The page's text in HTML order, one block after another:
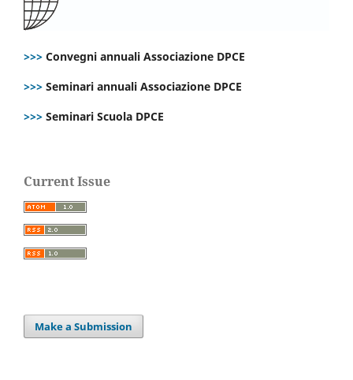
>>> Convegni annuali Associazione DPCE
>>> Seminari annuali Associazione DPCE
>>> Seminari Scuola DPCE
Current Issue
Make a Submission